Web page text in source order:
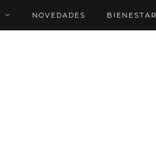
NOVEDADES BIENESTAR